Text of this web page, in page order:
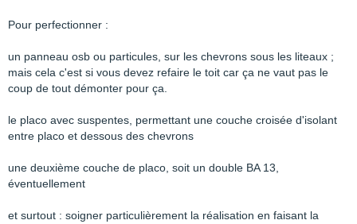
Pour perfectionner :
un panneau osb ou particules, sur les chevrons sous les liteaux ;
mais cela c'est si vous devez refaire le toit car ça ne vaut pas le
coup de tout démonter pour ça.
le placo avec suspentes, permettant une couche croisée d'isolant
entre placo et dessous des chevrons
une deuxième couche de placo, soit un double BA 13,
éventuellement
et surtout : soigner particulièrement la réalisation en faisant la